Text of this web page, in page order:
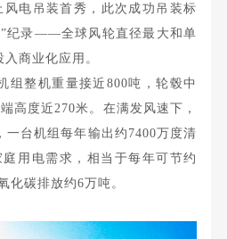
风电吊装首秀 ， 此次成功吊装标
”纪录——全球风轮直径最大和单
商业化应用。
组整机重量接近800吨，轮毂中
高度近270米。在满发风速下，
一台机组每年输出约7400万度清
用电需求，相当于每年可节约
化碳排放约6万吨。